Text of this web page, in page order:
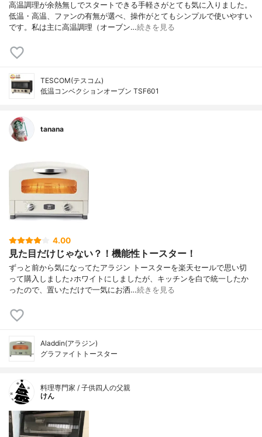
高温調理が余熱無しでスタートできる手軽さがとても気に入りました。
低温・高温、ファンの有無が選べ、操作がとてもシンプルで使いやすい
です。私は主に高温調理（オーブン…続きを見る
TESCOM(テスコム)
低温コンベクションオーブン TSF601
tanana
4.00
見た目だけじゃない？！機能性トースター！
ずっと前から気になってたアラジン トースターを楽天セールで思い切
って購入しました♪ホワイトにしましたが、キッチンを白で統一したか
ったので、置いただけで一気にお洒…続きを見る
Aladdin(アラジン)
グラファイトトースター
料理専門家 / 子供四人の父親
けん